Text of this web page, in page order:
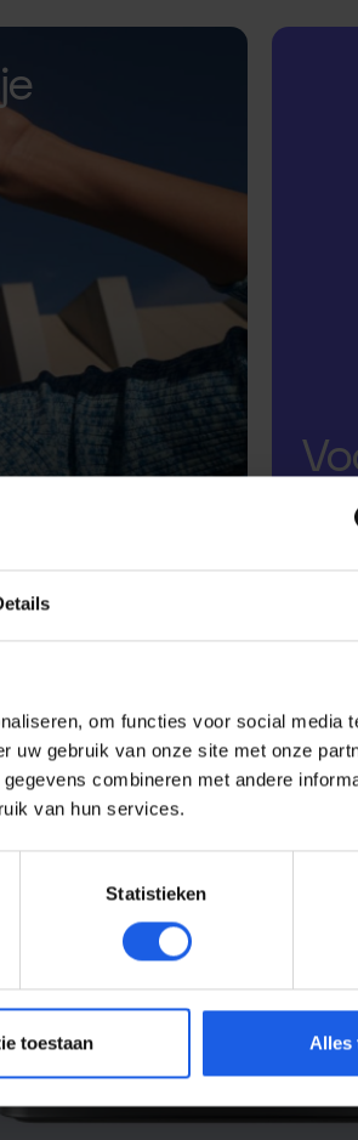
om functies voor social media
uw gebruik van onze site met onze
combineren met andere
van hun services.
Statistieken
toestaan Alles